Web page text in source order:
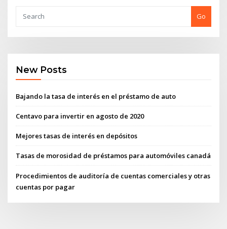
Go
New Posts
Bajando la tasa de interés en el préstamo de auto
Centavo para invertir en agosto de 2020
Mejores tasas de interés en depósitos
Tasas de morosidad de préstamos para automóviles canadá
Procedimientos de auditoría de cuentas comerciales y otras
cuentas por pagar